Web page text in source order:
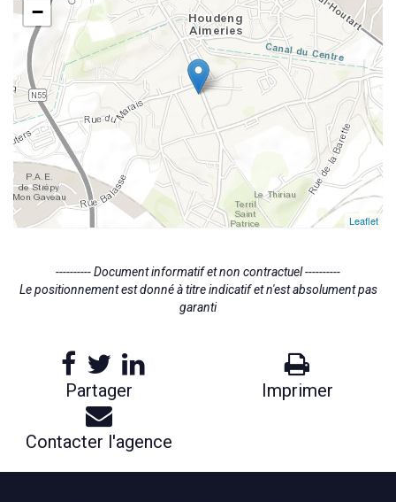
−
Leaflet
---------- Document informatif et non contractuel ----------
Le positionnement est donné à titre indicatif et n'est absolument pas
garanti
Partager Imprimer
Contacter l'agence